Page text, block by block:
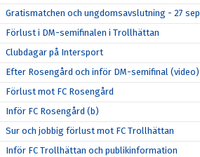
Gratismatchen och ungdomsavslutning - 27 sep
Förlust i DM-semifinalen i Trollhättan
Clubdagar på Intersport
Efter Rosengård och inför DM-semifinal (video)
Förlust mot FC Rosengård
Inför FC Rosengård (b)
Sur och jobbig förlust mot FC Trollhättan
Inför FC Trollhättan och publikinformation